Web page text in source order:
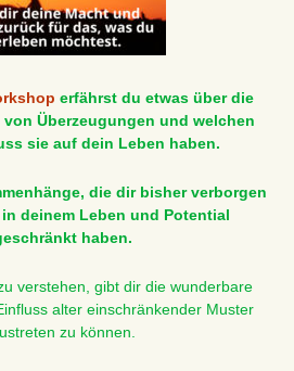
erfährst du etwas über die
Überzeugungen und welchen
sie auf dein Leben haben.
die dir bisher verborgen
deinem Leben und Potential
haben.
verstehen, gibt dir die wunderbare
alter einschränkender Muster
zu können.